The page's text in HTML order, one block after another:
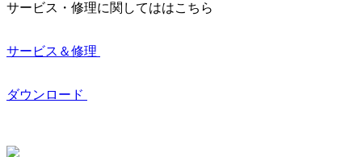
サービス・修理に関してははこちら
サービス＆修理
ダウンロード